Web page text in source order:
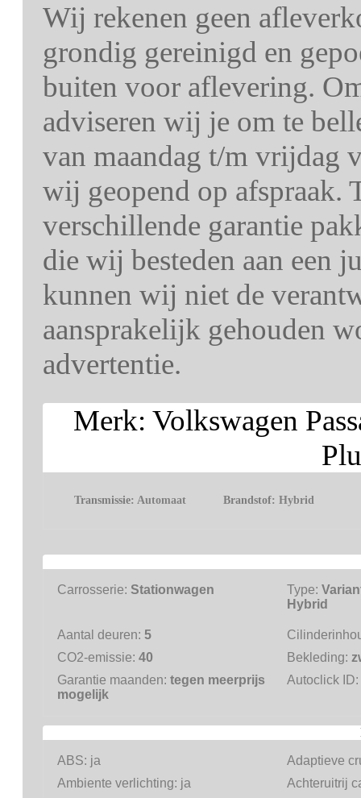
Wij rekenen geen
grondig gereinigd en
buiten voor aflevering.
adviseren wij je om te
van maandag t/m vrijdag
wij geopend op afspraak.
verschillende garantie
die wij besteden aan een
kunnen wij niet de
aansprakelijk gehouden
advertentie.
Merk: Volkswagen
Transmissie:Automaat Brandstof: Hybrid
Carrosserie: Stationwagen Type:
Hybrid
Aantal deuren: 5
CO2-emissie: 40 Bekleding:
Garantie maanden: tegen meerprijs
mogelijk
Autoclick ID:
ABS: ja
Adaptieve
Ambiente verlichting: ja
Achteruitrij